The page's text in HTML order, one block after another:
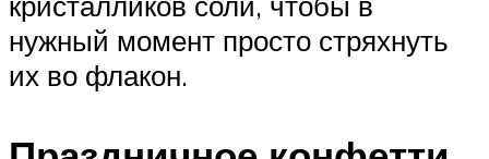
нужный момент просто стряхнуть
их во флакон.